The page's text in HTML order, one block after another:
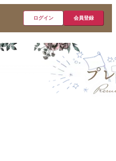
ログイン 会員登録